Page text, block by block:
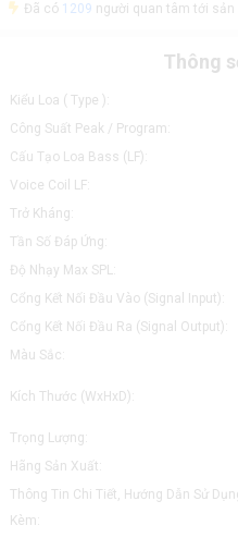
Đã có 1209 người quan tâm tới sản
Thông
Kiểu Loa ( Type ):
Công Suất Peak / Program:
Cấu Tạo Loa Bass (LF):
Voice Coil LF:
Trở Kháng:
Tần Số Đáp Ứng:
Độ Nhạy Max SPL:
Cổng Kết Nối Đầu Vào (Signal Input):
Cổng Kết Nối Đầu Ra (Signal Output):
Màu Sắc:
Kích Thước (WxHxD):
Trọng Lượng:
Hãng Sản Xuất:
Thông Tin Chi Tiết, Hướng Dẫn Sử
Kèm: